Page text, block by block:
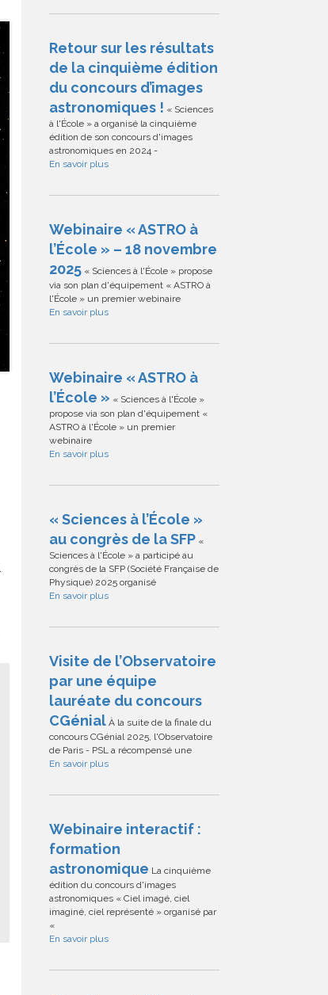
Retour sur les résultats
de la cinquième édition
du concours d’images
astronomiques ! « Sciences
à l'École » a organisé la cinquième
édition de son concours d'images
astronomiques en 2024 -
En savoir plus
Webinaire « ASTRO à
l’École » – 18 novembre
2025 « Sciences à l'École » propose
via son plan d'équipement « ASTRO à
l'École » un premier webinaire
En savoir plus
Webinaire « ASTRO à
l’École » « Sciences à l'École »
propose via son plan d'équipement «
ASTRO à l'École » un premier
webinaire
En savoir plus
« Sciences à l’École »
au congrès de la SFP «
Sciences à l'École » a participé au
congrès de la SFP (Société Française de
Physique) 2025 organisé
En savoir plus
Visite de l’Observatoire
par une équipe
lauréate du concours
CGénial À la suite de la finale du
concours CGénial 2025, l'Observatoire
de Paris - PSL a récompensé une
En savoir plus
Webinaire interactif :
formation
astronomique La cinquième
édition du concours d'images
astronomiques « Ciel imagé, ciel
imaginé, ciel représenté » organisé par
«
En savoir plus